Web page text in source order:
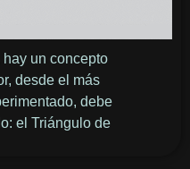
un concepto
desde el más
debe
el Triángulo de